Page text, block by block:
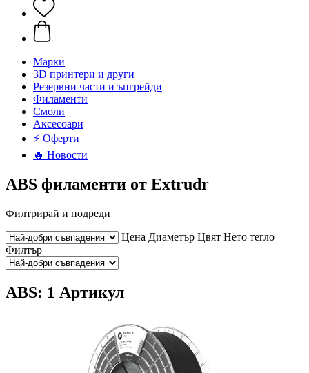
Mарки
3D принтери и други
Резервни части и ъпгрейди
Филаменти
Смоли
Аксесоари
⚡ Оферти
🔥 Новости
ABS филаменти от Extrudr
Филтрирай и подреди
Цена Диаметър Цвят Нето тегло
Филтър
ABS: 1 Артикул